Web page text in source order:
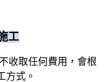
工
收取任何費用，會根
方式。